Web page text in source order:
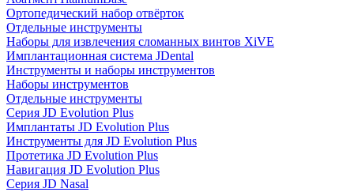
Ортопедический набор отвёрток
Отдельные инструменты
Наборы для извлечения сломанных винтов XiVE
Имплантационная система JDental
Инструменты и наборы инструментов
Наборы инструментов
Отдельные инструменты
Серия JD Evolution Plus
Имплантаты JD Evolution Plus
Инструменты для JD Evolution Plus
Протетика JD Evolution Plus
Навигация JD Evolution Plus
Серия JD Nasal